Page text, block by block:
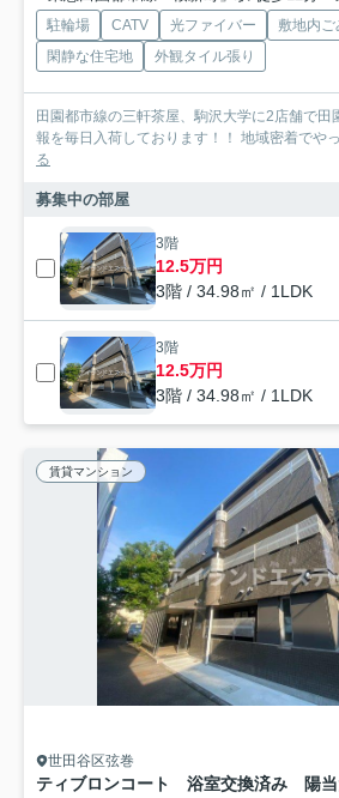
駐輪場 CATV 光ファイバー
敷地内
閑静な住宅地
外観タイル張り
田園都市線の三軒茶屋、駒沢大学に2店舗で田
報を毎日入荷しております！！ 地域密着でや
る
募集中の部屋
3階
12.5万円
3階 / 34.98㎡ / 1LDK
3階
12.5万円
3階 / 34.98㎡ / 1LDK
賃貸マンション
世田谷区弦巻